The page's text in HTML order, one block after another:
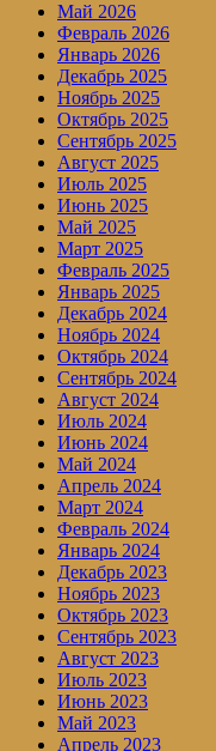
Май 2026
Февраль 2026
Январь 2026
Декабрь 2025
Ноябрь 2025
Октябрь 2025
Сентябрь 2025
Август 2025
Июль 2025
Июнь 2025
Май 2025
Март 2025
Февраль 2025
Январь 2025
Декабрь 2024
Ноябрь 2024
Октябрь 2024
Сентябрь 2024
Август 2024
Июль 2024
Июнь 2024
Май 2024
Апрель 2024
Март 2024
Февраль 2024
Январь 2024
Декабрь 2023
Ноябрь 2023
Октябрь 2023
Сентябрь 2023
Август 2023
Июль 2023
Июнь 2023
Май 2023
Апрель 2023